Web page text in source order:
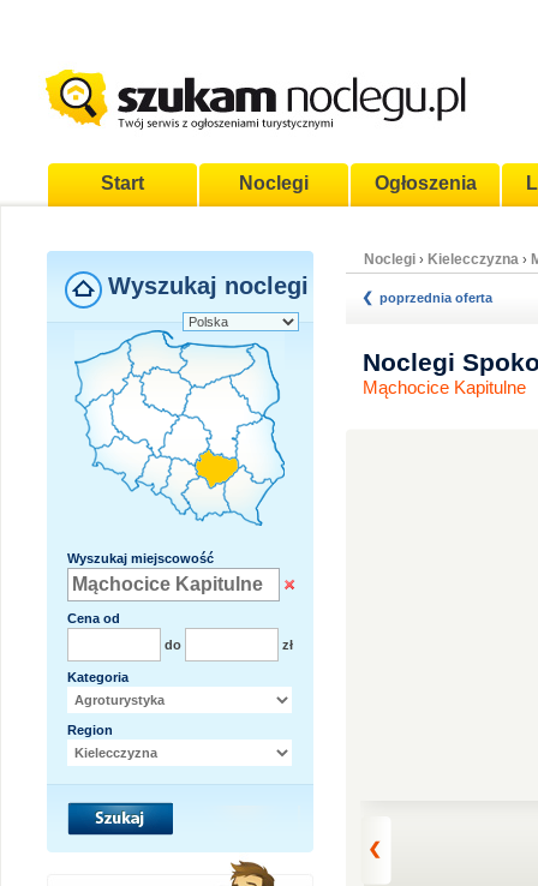
Start Noclegi Ogłoszenia
Wyszukaj noclegi
Wyszukaj miejscowość
Cena od
do
zł
Kategoria
Region
Noclegi › Kielecczyzna ›
poprzednia oferta
Noclegi
Mąchocice Kapitulne